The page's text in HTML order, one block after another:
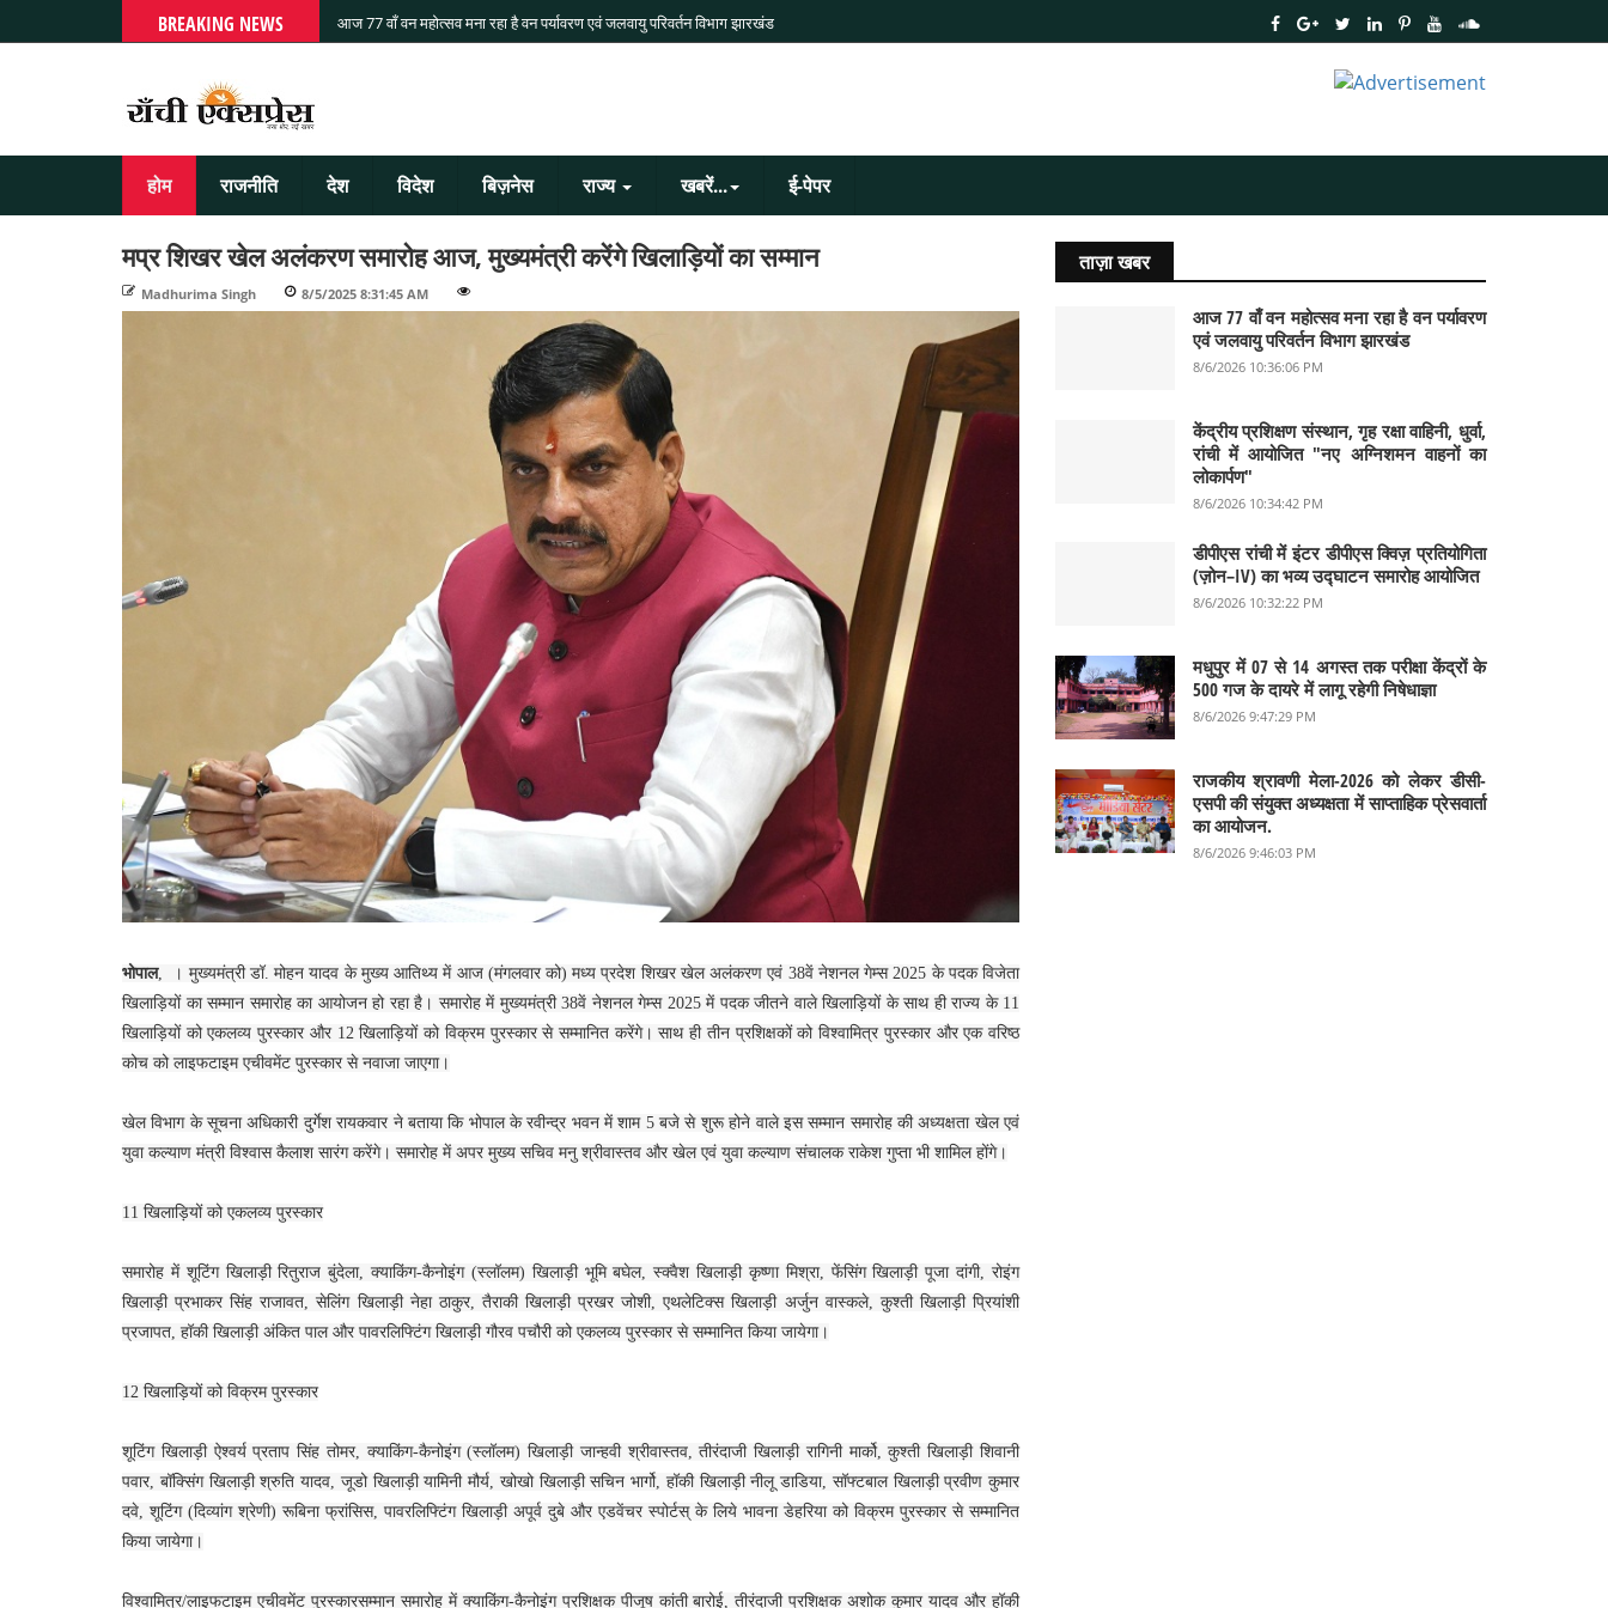
BREAKING NEWS आज 77 वाँ वन महोत्सव मना रहा है वन पर्यावरण एवं जलवायु परिवर्तन विभाग झारखंड
होम राजनीति देश विदेश बिज़नेस राज्य खबरें... ई-पेपर
मप्र शिखर खेल अलंकरण समारोह आज, मुख्यमंत्री करेंगे खिलाड़ियों का सम्मान
Madhurima Singh 8/5/2025 8:31:45 AM
भोपाल, । मुख्यमंत्री डॉ. मोहन यादव के मुख्य आतिथ्य में आज (मंगलवार को) मध्य प्रदेश शिखर खेल अलंकरण एवं 38वें नेशनल गेम्स 2025 के पदक विजेता
खिलाड़ियों का सम्मान समारोह का आयोजन हो रहा है। समारोह में मुख्यमंत्री 38वें नेशनल गेम्स 2025 में पदक जीतने वाले खिलाड़ियों के साथ ही राज्य के 11
खिलाड़ियों को एकलव्य पुरस्कार और 12 खिलाड़ियों को विक्रम पुरस्कार से सम्मानित करेंगे। साथ ही तीन प्रशिक्षकों को विश्वामित्र पुरस्कार और एक वरिष्ठ
कोच को लाइफटाइम एचीवमेंट पुरस्कार से नवाजा जाएगा।
खेल विभाग के सूचना अधिकारी दुर्गेश रायकवार ने बताया कि भोपाल के रवीन्द्र भवन में शाम 5 बजे से शुरू होने वाले इस सम्मान समारोह की अध्यक्षता खेल एवं
युवा कल्याण मंत्री विश्वास कैलाश सारंग करेंगे। समारोह में अपर मुख्य सचिव मनु श्रीवास्तव और खेल एवं युवा कल्याण संचालक राकेश गुप्ता भी शामिल होंगे।
11 खिलाड़ियों को एकलव्य पुरस्कार
समारोह में शूटिंग खिलाड़ी रितुराज बुंदेला, क्याकिंग-कैनोइंग (स्लॉलम) खिलाड़ी भूमि बघेल, स्क्वैश खिलाड़ी कृष्णा मिश्रा, फेंसिंग खिलाड़ी पूजा दांगी, रोइंग
खिलाड़ी प्रभाकर सिंह राजावत, सेलिंग खिलाड़ी नेहा ठाकुर, तैराकी खिलाड़ी प्रखर जोशी, एथलेटिक्स खिलाड़ी अर्जुन वास्कले, कुश्ती खिलाड़ी प्रियांशी
प्रजापत, हॉकी खिलाड़ी अंकित पाल और पावरलिफ्टिंग खिलाड़ी गौरव पचौरी को एकलव्‍य पुरस्कार से सम्मानित किया जायेगा।
12 खिलाड़ियों को विक्रम पुरस्कार
शूटिंग खिलाड़ी ऐश्वर्य प्रताप सिंह तोमर, क्याकिंग-कैनोइंग (स्लॉलम) खिलाड़ी जान्हवी श्रीवास्तव, तीरंदाजी खिलाड़ी रागिनी मार्को, कुश्ती खिलाड़ी शिवानी
पवार, बॉक्सिंग खिलाड़ी श्रुति यादव, जूडो खिलाड़ी यामिनी मौर्य, खोखो खिलाड़ी सचिन भार्गो, हॉकी खिलाड़ी नीलू डाडिया, सॉफ्टबाल खिलाड़ी प्रवीण कुमार
दवे, शूटिंग (दिव्यांग श्रेणी) रूबिना फ्रांसिस, पावरलिफ्टिंग खिलाड़ी अपूर्व दुबे और एडवेंचर स्पोर्टस् के लिये भावना डेहरिया को विक्रम पुरस्कार से सम्मानित
किया जायेगा।
विश्वामित्र/लाइफटाइम एचीवमेंट पुरस्कारसम्मान समारोह में क्याकिंग-कैनोइंग प्रशिक्षक पीजूष कांती बारोई, तीरंदाजी प्रशिक्षक अशोक कुमार यादव और हॉकी
ताज़ा खबर
आज 77 वाँ वन महोत्सव मना रहा है वन पर्यावरण
एवं जलवायु परिवर्तन विभाग झारखंड
8/6/2026 10:36:06 PM
केंद्रीय प्रशिक्षण संस्थान, गृह रक्षा वाहिनी, धुर्वा,
रांची में आयोजित "नए अग्निशमन वाहनों का
लोकार्पण"
8/6/2026 10:34:42 PM
डीपीएस रांची में इंटर डीपीएस क्विज़ प्रतियोगिता
(ज़ोन–IV) का भव्य उद्घाटन समारोह आयोजित
8/6/2026 10:32:22 PM
मधुपुर में 07 से 14 अगस्त तक परीक्षा केंद्रों के
500 गज के दायरे में लागू रहेगी निषेधाज्ञा
8/6/2026 9:47:29 PM
राजकीय श्रावणी मेला-2026 को लेकर डीसी-
एसपी की संयुक्त अध्यक्षता में साप्ताहिक प्रेसवार्ता
का आयोजन.
8/6/2026 9:46:03 PM